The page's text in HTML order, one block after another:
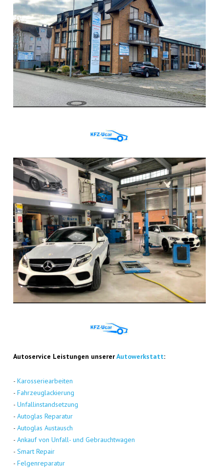
Auto­ser­vice Leis­tun­gen unse­rerAuto­werk­statt:
- Karos­se­rie­ar­bei­ten
- Fahr­zeug­la­ckie­rung
- Unfall­in­stand­set­zung
- Auto­glas Repa­ra­tur
- Auto­glas Aus­tausch
- Ankauf von Unfall- und Gebraucht­wa­gen
- Smart Repair
- Fel­gen­re­pa­ra­tur